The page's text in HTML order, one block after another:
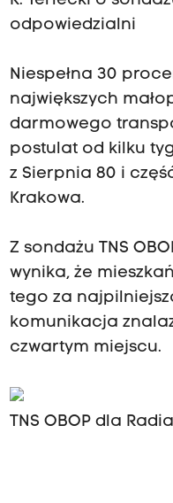
odpowiedzialni
Niespełna 30
największych
darmowego
postulat od kilku
z Sierpnia 80 i
Krakowa.
Z sondażu TNS
wynika, że
tego za
komunikacja
czwartym miejscu.
TNS OBOP dla